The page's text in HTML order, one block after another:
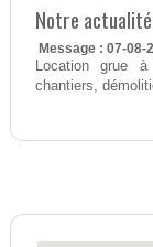
Notre actualité
Message : 07-08-
Location grue
chantiers,